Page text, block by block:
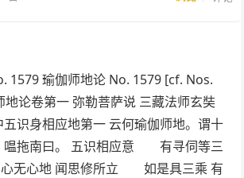
1579 瑜伽师地论 No. 1579 [cf. Nos.
地论卷第一 弥勒菩萨说 三藏法师玄奘
识身相应地第一 云何瑜伽师地。谓十
嗢拖南曰。 五识相应意 有寻伺等三
无心地 闻思修所立 如是具三乘 有